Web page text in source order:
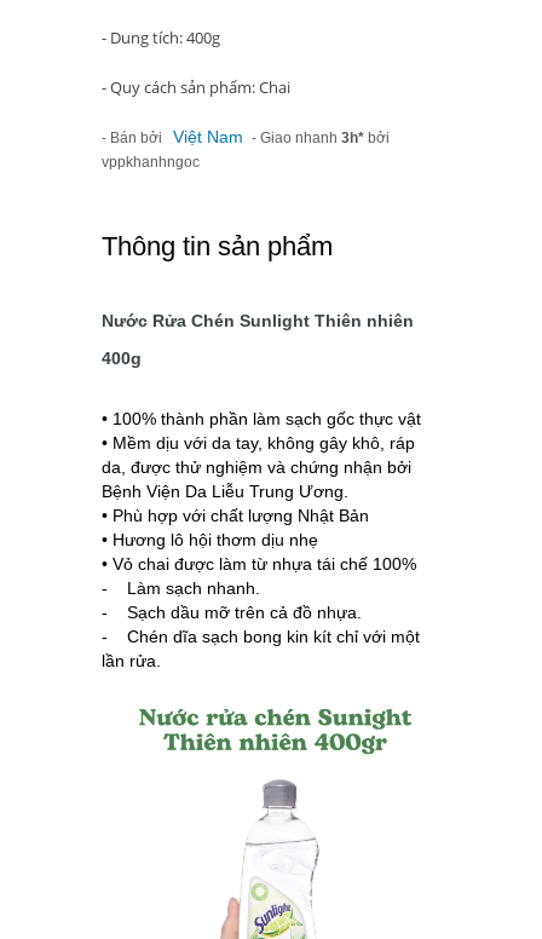
- Dung tích: 400g
- Quy cách sản phẩm: Chai
- Bán bởi Việt Nam - Giao nhanh 3h* bởi
vppkhanhngoc
Thông tin sản phẩm
Nước Rửa Chén Sunlight Thiên nhiên
400g
• 100% thành phần làm sạch gốc thực vật
• Mềm dịu với da tay, không gây khô, ráp
da, được thử nghiệm và chứng nhận bởi
Bệnh Viện Da Liễu Trung Ương.
• Phù hợp với chất lượng Nhật Bản
• Hương lô hội thơm dịu nhẹ
• Vỏ chai được làm từ nhựa tái chế 100%
- Làm sạch nhanh.
- Sạch dầu mỡ trên cả đồ nhựa.
- Chén dĩa sạch bong kin kít chỉ với một
lần rửa.